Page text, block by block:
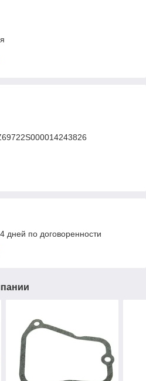
дней по договоренности